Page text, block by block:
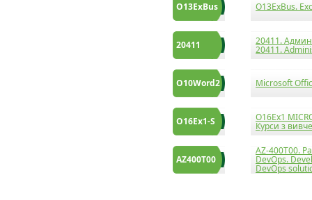
O13ExBus O13ExBus.
20411 20411.
20411.
O10Word2 Microsoft
О16Ex1-S О16Ex1
Курси з
AZ400T00
AZ-400T00.
DevOps.
DevOps